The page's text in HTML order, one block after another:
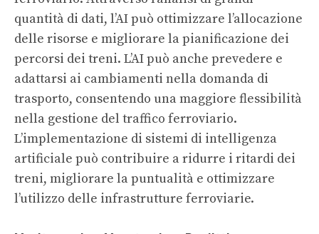
quantità di dati, l’AI può ottimizzare l’allocazione
delle risorse e migliorare la pianificazione dei
percorsi dei treni. L’AI può anche prevedere e
adattarsi ai cambiamenti nella domanda di
trasporto, consentendo una maggiore flessibilità
nella gestione del traffico ferroviario.
L’implementazione di sistemi di intelligenza
artificiale può contribuire a ridurre i ritardi dei
treni, migliorare la puntualità e ottimizzare
l’utilizzo delle infrastrutture ferroviarie.